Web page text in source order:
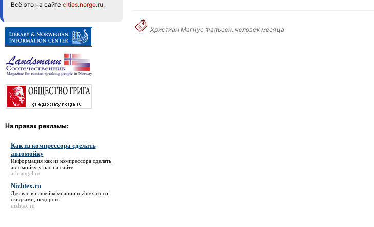
Всё это на сайте cities.norge.ru.
На правах рекламы:
Как из компрессора сделать
автомойку
Информация как из компрессора сделать
автомойкуу нас на сайте
arh-angel.ru
Nizhtex.ru
Для вас в нашей компании nizhtex.ru со
скидками, недорого.
nizhtex.ru
Христиан Магнус Фальсен, человек месяца